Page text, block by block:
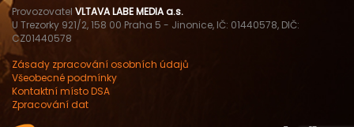
Provozovatel VLTAVA LABE MEDIA a.s.
U Trezorky 921/2, 158 00 Praha 5 - Jinonice, IČ: 01440578, DIČ:
CZ01440578
Zásady zpracování osobních údajů
Všeobecné podmínky
Kontaktní místo DSA
Zpracování dat